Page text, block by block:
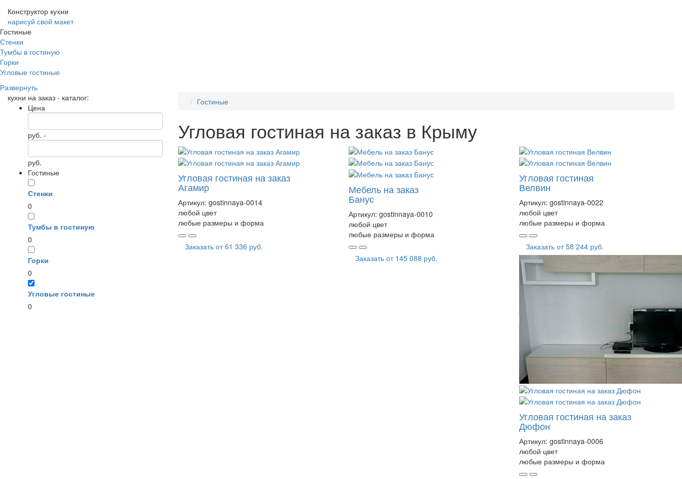
Конструктор кухни
нарисуй свой макет
Гостиные
Стенки
Тумбы в гостиную
Горки
Угловые гостиные
Развернуть
кухни на заказ - каталог:
Цена
руб. -
руб.
Гостиные
Стенки
0
Тумбы в гостиную
0
Горки
0
Угловые гостиные
0
Гостиные
Угловая гостиная на заказ в Крыму
Угловая гостиная на заказ
Агамир
Артикул: gostinnaya-0014
любой цвет
любые размеры и форма
Заказать от61 336 руб.
Мебель на заказ
Банус
Артикул: gostinnaya-0010
любой цвет
любые размеры и форма
Заказать от 145 088 руб.
Угловая гостиная
Велвин
Артикул: gostinnaya-0022
любой цвет
любые размеры и форма
Заказать от58 244 руб.
Угловая гостиная на заказ
Дюфон
Артикул: gostinnaya-0006
любой цвет
любые размеры и форма